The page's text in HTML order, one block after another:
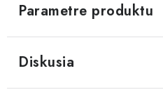
Parametre produktu
Diskusia